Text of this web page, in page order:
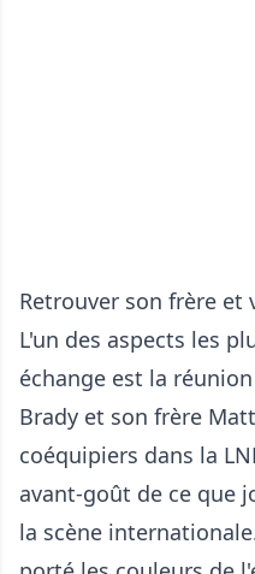
Retrouver son frère et
L'un des aspects les
échange est la
Brady et son frère
coéquipiers dans la
avant-goût de ce que
la scène